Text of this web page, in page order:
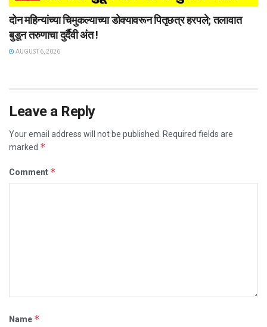
दोन महिन्यांच्या चिमुकल्याच्या डोक्यावरून पितृछत्र हरपले; तलावात
बुडून तरुणाचा दुर्दैवी अंत !
AUGUST 6, 2026
Leave a Reply
Your email address will not be published.
Required fields are
marked *
Comment *
Name *